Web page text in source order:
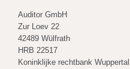
Auditor GmbH
Zur Loev 22
42489 Wülfrath
HRB 22517
Koninklijke rechtbank Wuppertal